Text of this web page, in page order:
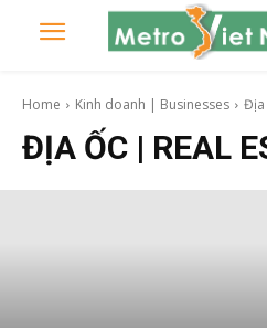
Home Kinh doanh | Businesses Địa
ĐỊA ỐC | REAL